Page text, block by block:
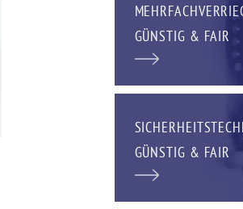
GÜNSTIG & FAIR
GÜNSTIG & FAIR